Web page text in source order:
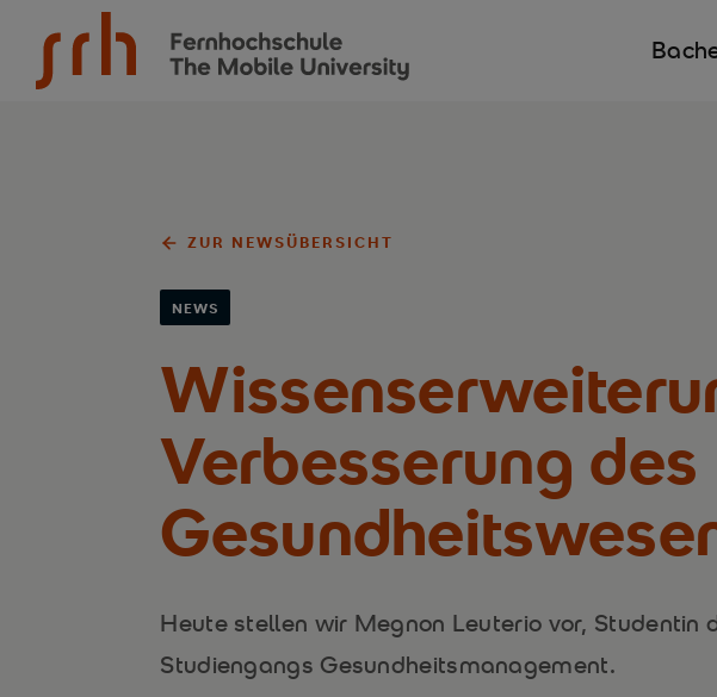
ZUR NEWSÜBERSICHT
NEWS
Verbesserung des
Heute stellen wir Megnon Leuterio vor, Studentin
Studiengangs Gesundheitsmanagement.